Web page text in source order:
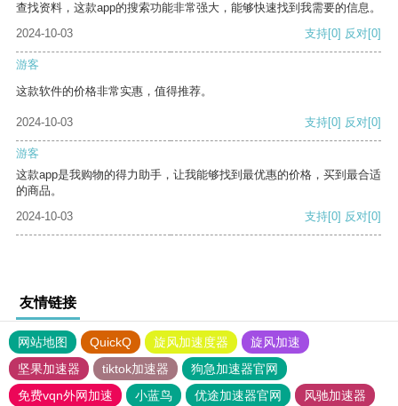
查找资料，这款app的搜索功能非常强大，能够快速找到我需要的信息。
2024-10-03
支持[0] 反对[0]
游客
这款软件的价格非常实惠，值得推荐。
2024-10-03 支持[0] 反对[0]
游客
这款app是我购物的得力助手，让我能够找到最优惠的价格，买到最合适
的商品。
2024-10-03
支持[0] 反对[0]
友情链接
网站地图 QuickQ 旋风加速度器
旋风加速
坚果加速器
tiktok加速器
狗急加速器官网
免费vqn外网加速
小蓝鸟 优途加速器官网 风驰加速器